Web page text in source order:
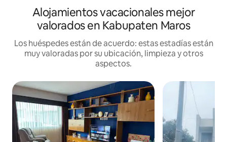
Alojamientos vacacionales mejor
valorados en Kabupaten Maros
Los huéspedes están de acuerdo: estas estadías están
muy valoradas por su ubicación, limpieza y otros
aspectos.